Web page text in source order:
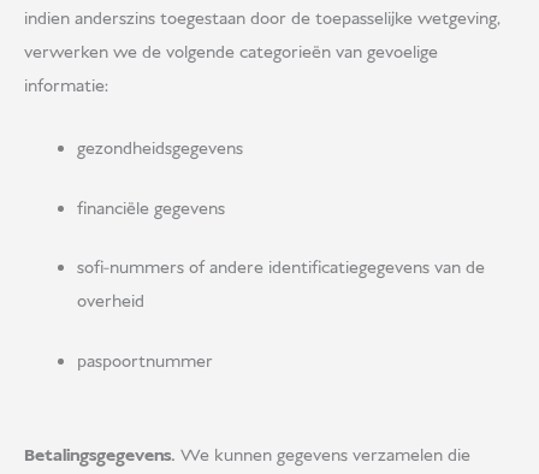
indien anderszins toegestaan door de toepasselijke wetgeving,
verwerken we de volgende categorieën van gevoelige
informatie:
gezondheidsgegevens
financiële gegevens
sofi-nummers of andere identificatiegegevens van de
overheid
paspoortnummer
Betalingsgegevens. We kunnen gegevens verzamelen die